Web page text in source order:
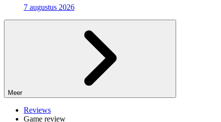
7 augustus 2026
Meer
Reviews
Game review